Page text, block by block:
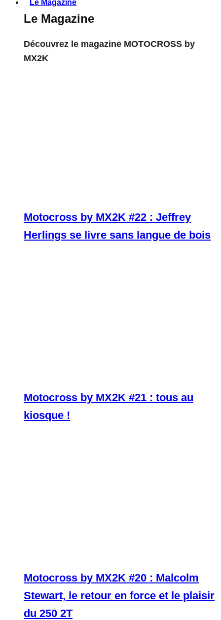
Le Magazine
Le Magazine
Découvrez le magazine MOTOCROSS by
MX2K
Motocross by MX2K #22 : Jeffrey
Herlings se livre sans langue de bois
Motocross by MX2K #21 : tous au
kiosque !
Motocross by MX2K #20 : Malcolm
Stewart, le retour en force et le plaisir
du 250 2T